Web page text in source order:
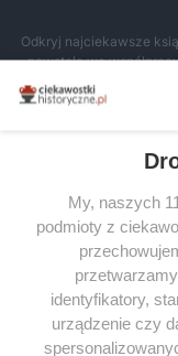
Odkryj najciekawsze
powstała we
miłośników literatury w
tytułów
SERWIS
SPOŁECZNOŚĆ
WSPÓŁPRACA
My, naszych
podmioty z
identyfikatory,
urządzenie czy